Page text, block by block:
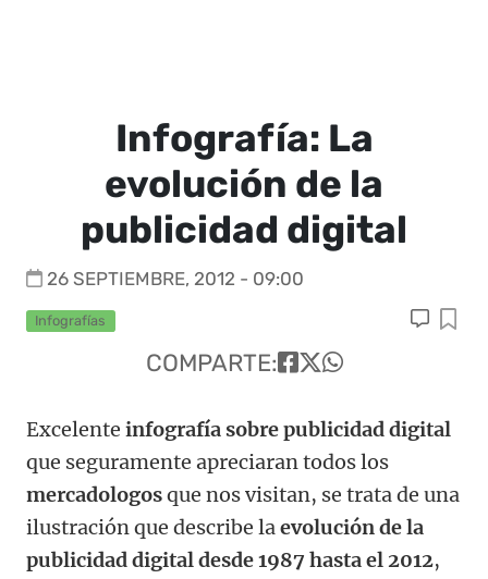
Infografía: La
evolución de la
publicidad digital
26 SEPTIEMBRE, 2012 - 09:00
Infografías
COMPARTE:
Excelente infografía sobre publicidad digital
que seguramente apreciaran todos los
mercadologosque nos visitan, se trata de una
ilustración que describe laevolución de la
publicidad digital desde 1987 hasta el 2012,